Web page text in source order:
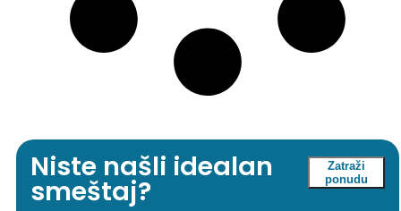
Niste našli idealan
smeštaj?
Zatraži
ponudu